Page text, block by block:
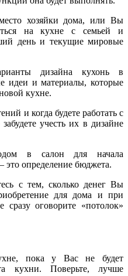
хозяйки дома, или Вы
на кухне с семьей и
день и текущие мировые
дизайна кухонь в
идеи и материалы, которые
кухне.
и когда будете работать с
учесть их в дизайне
в салон для начала
определение бюджета.
с тем, сколько денег Вы
для дома и при
сразу оговорите «потолок»
пока у Вас не будет
кухни. Поверьте, лучше